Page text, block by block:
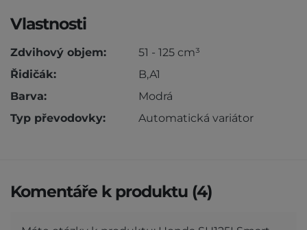
Vlastnosti
Zdvihový objem:
51 - 125 cm³
Řidičák:
B,A1
Barva:
Modrá
Typ převodovky:
Automatická variátor
Komentáře k produktu (4)